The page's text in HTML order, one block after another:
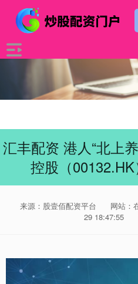
汇丰配资 港人“北上
控股（
来源：股壹佰配资平台 网站：
29 18:47:55